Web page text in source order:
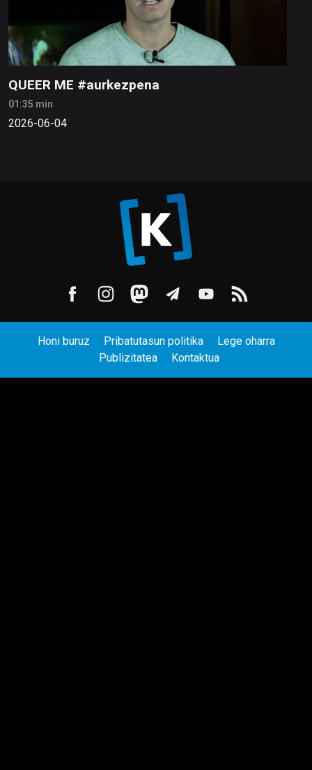
QUEER ME #aurkezpena
01:35 min
2026-06-04
Honi buruz Pribatutasun politika
Lege oharra
Publizitatea
Kontaktua